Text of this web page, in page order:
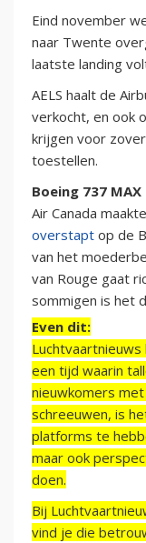
Eind november
naar Twente
laatste landing
AELS haalt de
verkocht, en ook
krijgen voor
toestellen.
Boeing 737 MAX
Air Canada
overstapt op de
van het
van Rouge gaat
sommigen is het
Even dit:
een tijd waarin
nieuwkomers
schreeuwen, is
platforms te
maar ook
doen.
Bij
vind je die